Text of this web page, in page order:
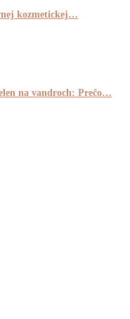
kozmetickej…
na vandroch: Prečo…